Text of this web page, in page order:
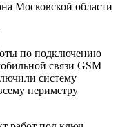
Московской области
по подключению
связи GSM
систему
периметру